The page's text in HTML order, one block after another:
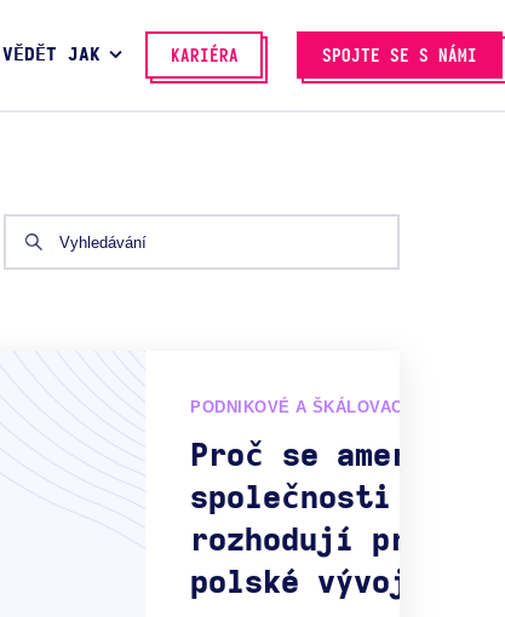
VĚDĚT JAK KARIÉRA SPOJTE SE S NÁMI
PODNIKOVÉ A ŠKÁLOVACÍ ŘEŠENÍ
Proč se americké
společnosti
rozhodují pro
polské vývojáře?